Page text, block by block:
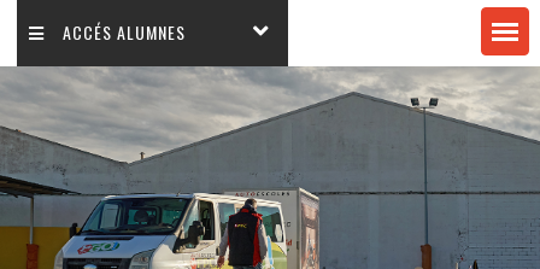
ACCÉS ALUMNES